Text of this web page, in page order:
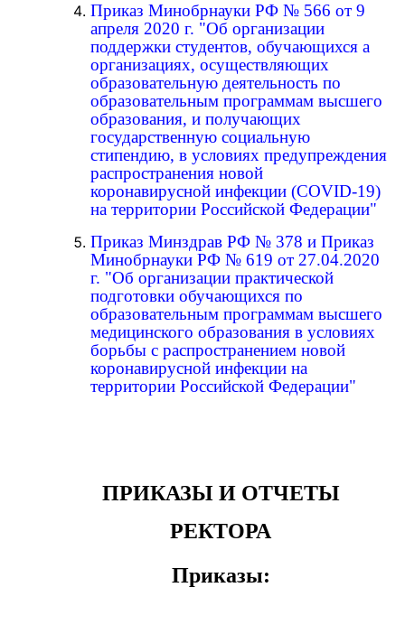
Приказ Минобрнауки РФ № 566 от 9
апреля 2020 г. "Об организации
поддержки студентов, обучающихся а
организациях, осуществляющих
образовательную деятельность по
образовательным программам высшего
образования, и получающих
государственную социальную
стипендию, в условиях предупреждения
распространения новой
коронавирусной инфекции (COVID-19)
на территории Российской Федерации"
Приказ Минздрав РФ № 378 и Приказ
Минобрнауки РФ № 619 от 27.04.2020
г. "Об организации практической
подготовки обучающихся по
образовательным программам высшего
медицинского образования в условиях
борьбы с распространением новой
коронавирусной инфекции на
территории Российской Федерации"
ПРИКАЗЫ И ОТЧЕТЫ
РЕКТОРА
Приказы: